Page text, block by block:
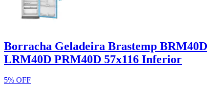
Borracha Geladeira Brastemp BRM40D
LRM40D PRM40D 57x116 Inferior
5% OFF